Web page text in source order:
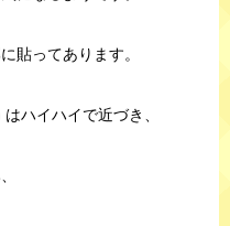
貼ってあります。
ハイハイで近づき、